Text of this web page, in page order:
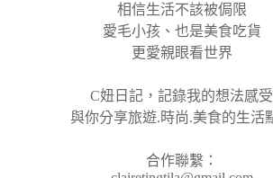
相信生活不該被侷限
愛毛小孩、也是美食吃貨
更愛親眼看世界
C妞日記，記錄我的想法感受
與你分享旅遊.時尚.美食的生活
合作聯繫：